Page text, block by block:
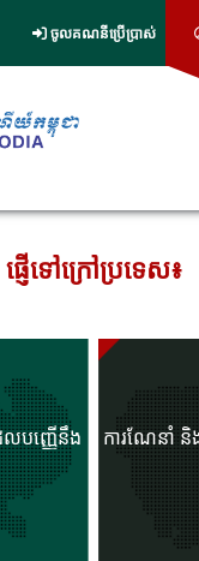
ចូលគណនីប្រើប្រាស់
ផ្ញើទៅក្រៅប្រទេស៖
បញ្ញើនឹង
ការណែនាំ និ